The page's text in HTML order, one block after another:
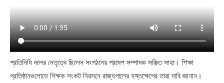
প্রতিনিধি দলের নেতৃত্বে ছিলেন সংগঠনের প্রদেশ সম্পাদক সঞ্জিত সাহা। শিক্ষা
প্রতিষ্ঠানগুলোতে শিক্ষক সংকট নিরসনে রাজ্যপালের হস্তক্ষেপের তারা দাবি জানান।